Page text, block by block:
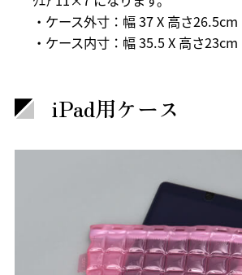
・ケース外寸：幅 37 X 高さ26.5cm
・ケース内寸：幅 35.5 X 高さ23cm
iPad用ケース